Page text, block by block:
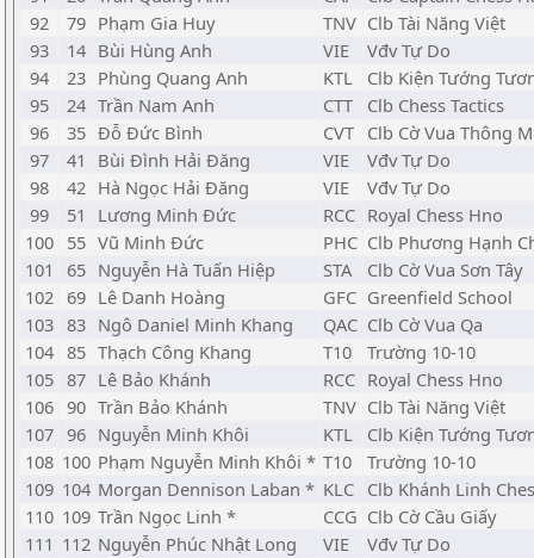
92
79 Phạm Gia Huy TNV Clb Tài Năng Việt
93
14 Bùi Hùng Anh VIE
Vđv Tự Do
94
23 Phùng Quang Anh KTL
Clb Kiện Tướng
95
24 Trần Nam Anh CTT
Clb Chess Tactics
96
35 Đỗ Đức Bình CVT Clb Cờ Vua Thông
97
41 Bùi Đình Hải Đăng VIE
Vđv Tự Do
98
42 Hà Ngọc Hải Đăng VIE
Vđv Tự Do
99
51 Lương Minh Đức RCC Royal Chess Hno
100 55 Vũ Minh Đức PHC Clb Phương Hạnh
101
65 Nguyễn Hà Tuấn Hiệp STA
Clb Cờ Vua Sơn Tây
102 69 Lê Danh Hoàng GFC Greenfield School
103 83 Ngô Daniel Minh Khang QAC Clb Cờ Vua Qa
104 85 Thạch Công Khang T10
Trường 10-10
105 87 Lê Bảo Khánh RCC Royal Chess Hno
106 90 Trần Bảo Khánh TNV Clb Tài Năng Việt
107 96 Nguyễn Minh Khôi KTL
Clb Kiện Tướng
108 100 Phạm Nguyễn Minh Khôi * T10
Trường 10-10
109 104 Morgan Dennison Laban * KLC Clb Khánh Linh
110 109 Trần Ngọc Linh * CCG Clb Cờ Cầu Giấy
111 112 Nguyễn Phúc Nhật Long VIE
Vđv Tự Do